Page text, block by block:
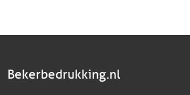
Bekerbedrukking.nl